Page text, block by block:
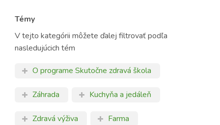
Témy
V tejto kategórii môžete ďalej filtrovať podľa
nasledujúcich tém
O programe Skutočne zdravá škola
Záhrada Kuchyňa a jedáleň
Zdravá výživa Farma